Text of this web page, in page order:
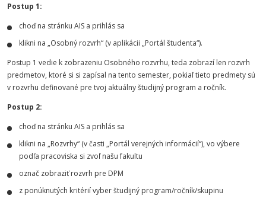
Postup 1:
choď na stránku AIS a prihlás sa
klikni na „Osobný rozvrh“ (v aplikácii „Portál študenta“).
Postup 1 vedie k zobrazeniu Osobného rozvrhu, teda zobrazí len rozvrh
predmetov, ktoré si si zapísal na tento semester, pokiaľ tieto predmety sú
v rozvrhu definované pre tvoj aktuálny študijný program a ročník.
Postup 2:
choď na stránku AIS a prihlás sa
klikni na „Rozvrhy“ (v časti „Portál verejných informácií“), vo výbere
podľa pracoviska si zvoľ našu fakultu
označ zobraziť rozvrh pre DPM
z ponúknutých kritérií vyber študijný program/ročník/skupinu